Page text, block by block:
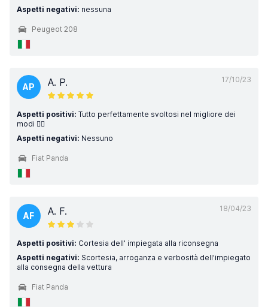
Aspetti negativi: nessuna
Peugeot 208
17/10/23
AP A. P.
Aspetti positivi: Tutto perfettamente svoltosi nel migliore dei
modi 👍🏻
Aspetti negativi: Nessuno
Fiat Panda
18/04/23
AF A. F.
Aspetti positivi: Cortesia dell' impiegata alla riconsegna
Aspetti negativi: Scortesia, arroganza e verbosità dell'impiegato
alla consegna della vettura
Fiat Panda